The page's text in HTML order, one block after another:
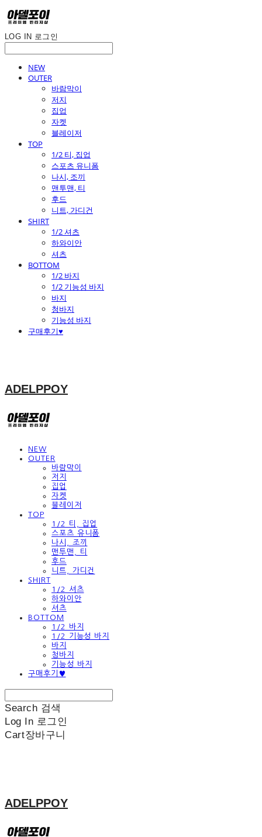
LOG IN 로그인
NEW
OUTER
바람막이
저지
집업
자켓
블레이저
TOP
1/2 티, 집업
스포츠 유니폼
나시, 조끼
맨투맨, 티
후드
니트, 가디건
SHIRT
1/2 셔츠
하와이안
셔츠
BOTTOM
1/2 바지
1/2 기능성 바지
바지
청바지
기능성 바지
구매후기♥
ADELPPOY
NEW
OUTER
바람막이
저지
집업
자켓
블레이저
TOP
1/2 티, 집업
스포츠 유니폼
나시, 조끼
맨투맨, 티
후드
니트, 가디건
SHIRT
1/2 셔츠
하와이안
셔츠
BOTTOM
1/2 바지
1/2 기능성 바지
바지
청바지
기능성 바지
구매후기♥
Search 검색
Log In 로그인
Cart장바구니
ADELPPOY